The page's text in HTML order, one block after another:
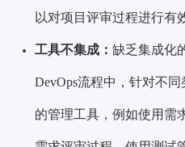
以对项目评审过程进行有
工具不集成：缺乏集成化
DevOps流程中，针对不
的管理工具，例如使用需